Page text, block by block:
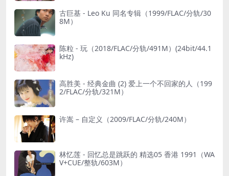
古巨基 - Leo Ku 同名专辑（1999/FLAC/分轨/30
8M）
陈粒 - 玩（2018/FLAC/分轨/491M）(24bit/44.1
kHz)
高胜美 - 经典金曲 (2) 爱上一个不回家的人（199
2/FLAC/分轨/321M）
许嵩 – 自定义（2009/FLAC/分轨/240M）
林忆莲 - 回忆总是跳跃的 精选05 香港 1991（WA
V+CUE/整轨/603M）